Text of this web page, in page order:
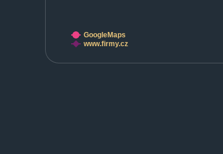
GoogleMaps
www.firmy.cz